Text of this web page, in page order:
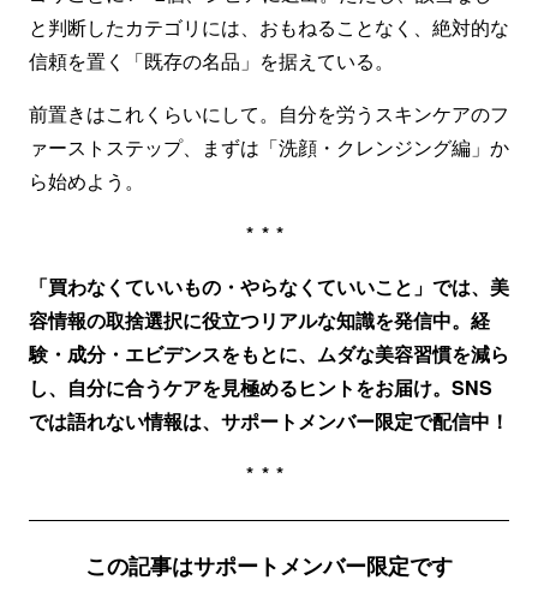
と判断したカテゴリには、おもねることなく、絶対的な
信頼を置く「既存の名品」を据えている。
前置きはこれくらいにして。自分を労うスキンケアのフ
ァーストステップ、まずは「洗顔・クレンジング編」か
ら始めよう。
***
「買わなくていいもの・やらなくていいこと」では、美
容情報の取捨選択に役立つリアルな知識を発信中。経
験・成分・エビデンスをもとに、ムダな美容習慣を減ら
し、自分に合うケアを見極めるヒントをお届け。SNS
では語れない情報は、サポートメンバー限定で配信中！
***
この記事はサポートメンバー限定です